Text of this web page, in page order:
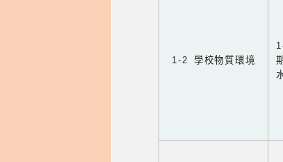
1-2 學校物質環境